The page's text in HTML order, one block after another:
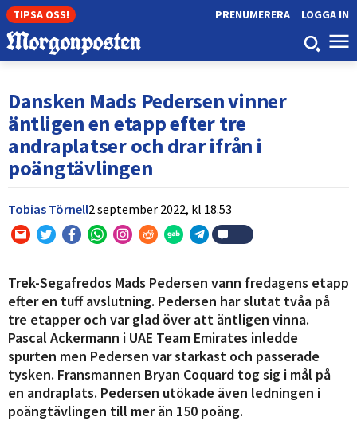
TIPSA OSS! LOGGA IN
PRENUMERERA
Dansken Mads Pedersen vinner
äntligen en etapp efter tre
andraplatser och drar ifrån i
poängtävlingen
Tobias Törnell2 september 2022, kl 18.53
Trek-Segafredos Mads Pedersen vann fredagens etapp
efter en tuff avslutning. Pedersen har slutat tvåa på
tre etapper och var glad över att äntligen vinna.
Pascal Ackermann i UAE Team Emirates inledde
spurten men Pedersen var starkast och passerade
tysken. Fransmannen Bryan Coquard tog sig i mål på
en andraplats. Pedersen utökade även ledningen i
poängtävlingen till mer än 150 poäng.